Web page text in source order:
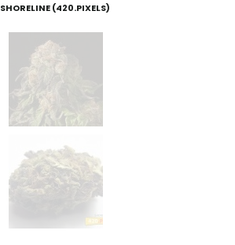
SHORELINE (420.PIXELS)